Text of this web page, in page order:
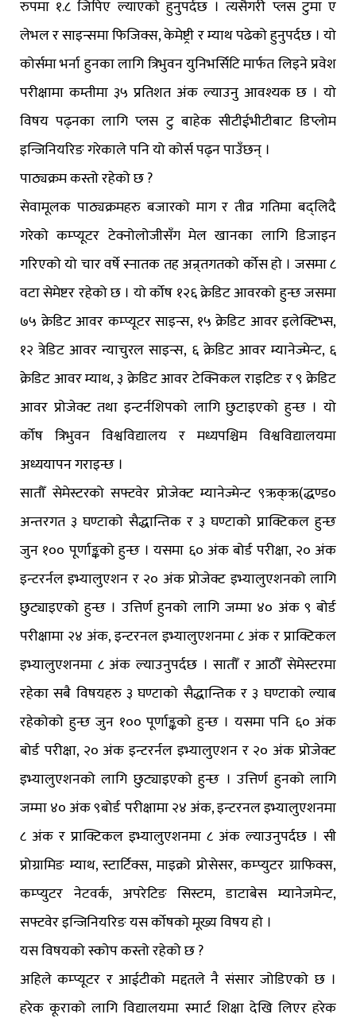
रुपमा १.८ जिपिए ल्याएको हुनुपर्दछ । त्यसैगरी प्लस टुमा ए
लेभल र साइन्समा फिजिक्स, केमेष्ट्री र म्याथ पढेको हुनुपर्दछ । यो
कोर्समा भर्ना हुनका लागि त्रिभुवन युनिभर्सिटि मार्फत लिइने प्रवेश
परीक्षामा कम्तीमा ३५ प्रतिशत अंक ल्याउनु आवश्यक छ । यो
विषय पढ्नका लागि प्लस टु बाहेक सीटीईभीटीबाट डिप्लोम
इन्जिनियरिङ गरेकाले पनि यो कोर्स पढ्न पाउँछन् ।
पाठ्यक्रम कस्तो रहेको छ ?
सेवामूलक पाठ्यक्रमहरु बजारको माग र तीव्र गतिमा बद्लिदै
गरेको कम्प्यूटर टेक्नोलोजीसँग मेल खानका लागि डिजाइन
गरिएको यो चार वर्षे स्नातक तह अन्र्तगतको र्कोस हो । जसमा ८
वटा सेमेष्टर रहेको छ । यो र्कोष १२६ क्रेडिट आवरको हुन्छ जसमा
७५ क्रेडिट आवर कम्प्यूटर साइन्स, १५ क्रेडिट आवर इलेक्टिभ्स,
१२ त्रेडिट आवर न्याचुरल साइन्स, ६ क्रेडिट आवर म्यानेज्मेन्ट, ६
क्रेडिट आवर म्याथ, ३ क्रेडिट आवर टेक्निकल राइटिङ र ९ क्रेडिट
आवर प्रोजेक्ट तथा इन्टर्नशिपको लागि छुटाइएको हुन्छ । यो
र्कोष त्रिभुवन विश्वविद्यालय र मध्यपश्चिम विश्वविद्यालयमा
अध्ययापन गराइन्छ ।
सातौँ सेमेस्टरको सफ्टवेर प्रोजेक्ट म्यानेज्मेन्ट ९ऋक्ऋ(द्धण्ड०
अन्तरगत ३ घण्टाको सैद्धान्तिक र ३ घण्टाको प्राक्टिकल हुन्छ
जुन १०० पूर्णाङ्कको हुन्छ । यसमा ६० अंक बोर्ड परीक्षा, २० अंक
इन्टरर्नल इभ्यालुएशन र २० अंक प्रोजेक्ट इभ्यालुएशनको लागि
छुट्याइएको हुन्छ । उत्तिर्ण हुनको लागि जम्मा ४० अंक ९ बोर्ड
परीक्षामा २४ अंक, इन्टरनल इभ्यालुएशनमा ८ अंक र प्राक्टिकल
इभ्यालुएशनमा ८ अंक ल्याउनुपर्दछ । सातौँ र आठौँ सेमेस्टरमा
रहेका सबै विषयहरु ३ घण्टाको सैद्धान्तिक र ३ घण्टाको ल्याब
रहेकोको हुन्छ जुन १०० पूर्णाङ्कको हुन्छ । यसमा पनि ६० अंक
बोर्ड परीक्षा, २० अंक इन्टरर्नल इभ्यालुएशन र २० अंक प्रोजेक्ट
इभ्यालुएशनको लागि छुट्याइएको हुन्छ । उत्तिर्ण हुनको लागि
जम्मा ४० अंक ९बोर्ड परीक्षामा २४ अंक, इन्टरनल इभ्यालुएशनमा
८ अंक र प्राक्टिकल इभ्यालुएशनमा ८ अंक ल्याउनुपर्दछ । सी
प्रोग्रामिङ म्याथ, स्टार्टिक्स, माइक्रो प्रोसेसर, कम्प्युटर ग्राफिक्स,
कम्प्युटर नेटवर्क, अपरेटिङ सिस्टम, डाटाबेस म्यानेजमेन्ट,
सफ्टवेर इन्जिनियरिङ यस र्कोषको मूख्य विषय हो ।
यस विषयको स्कोप कस्तो रहेको छ ?
अहिले कम्प्यूटर र आईटीको मद्दतले नै संसार जोडिएको छ ।
हरेक कूराको लागि विद्यालयमा स्मार्ट शिक्षा देखि लिएर हरेक